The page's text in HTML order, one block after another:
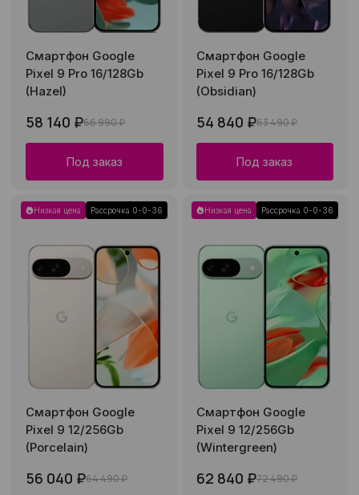
Смартфон Google
Pixel 9 Pro 16/128Gb
(Hazel)
58 140 ₽66 990 ₽
Под заказ
Смартфон Google
Pixel 9 Pro 16/128Gb
(Obsidian)
54 840 ₽63 490 ₽
Под заказ
Низкая цена Рассрочка 0-0-36
Смартфон Google
Pixel 9 12/256Gb
(Porcelain)
56 040 ₽64 490 ₽
Низкая цена Рассрочка 0-0-36
Смартфон Google
Pixel 9 12/256Gb
(Wintergreen)
62 840 ₽72 490 ₽